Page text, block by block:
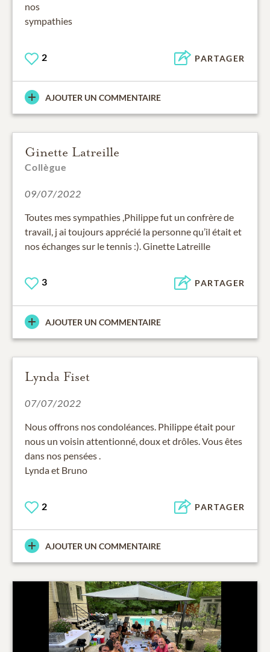
nos
sympathies
2 PARTAGER
AJOUTER UN COMMENTAIRE
Ginette Latreille
Collègue
09/07/2022
Toutes mes sympathies ,Philippe fut un confrère de
travail, j ai toujours apprécié la personne qu’il était et
nos échanges sur le tennis :). Ginette Latreille
3 PARTAGER
AJOUTER UN COMMENTAIRE
Lynda Fiset
07/07/2022
Nous offrons nos condoléances. Philippe était pour
nous un voisin attentionné, doux et drôles. Vous êtes
dans nos pensées .
Lynda et Bruno
2 PARTAGER
AJOUTER UN COMMENTAIRE